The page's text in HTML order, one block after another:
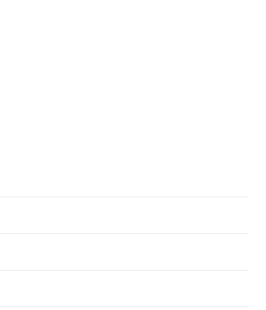
richtet Deutsche Meisterschaften U20
Beitrag: Volleyball-Kids-Camps - das perfekte